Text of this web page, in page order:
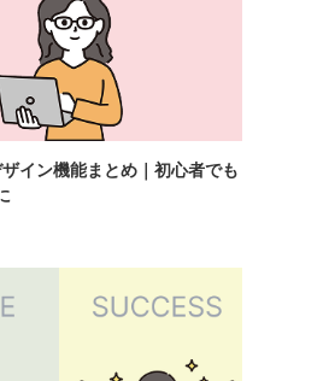
イン機能まとめ｜初心者でも